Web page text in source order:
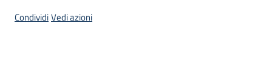
CondividiVedi azioni